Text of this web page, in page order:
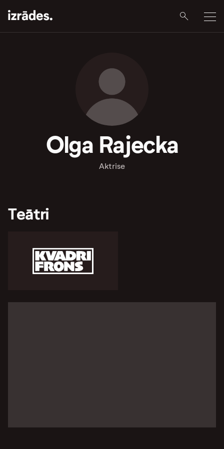
Olga Rajecka
Aktrise
Teātri